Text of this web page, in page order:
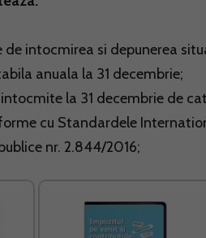
intocmirea si depunerea
anuala la 31 decembrie;
la 31 decembrie de
cu Standardele
nr. 2.844/2016;